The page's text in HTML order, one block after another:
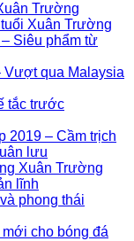
Trường
Xuân Trường
Siêu phẩm từ
Vượt qua Malaysia
tắc trước
2019 – Cầm trịch
lưu
Xuân Trường
lĩnh
phong thái
cho bóng đá